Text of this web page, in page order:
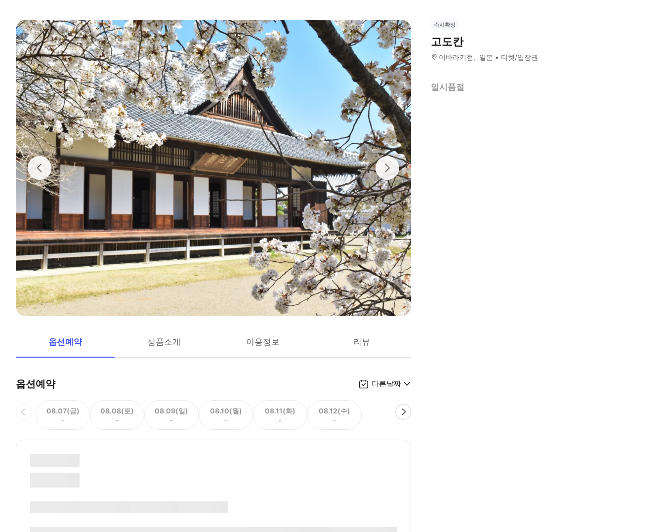
옵션예약 상품소개 이용정보 리뷰
옵션예약 다른날짜
08.07(금)
-
08.08(토)
-
08.09(일)
-
08.10(월)
-
08.11(화)
-
08.12(수)
-
즉시확정
고도칸
이바라키현 일본 티켓/입장권
일시품절